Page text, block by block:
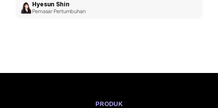
Hyesun Shin
Pemasar Pertumbuhan
PRODUK